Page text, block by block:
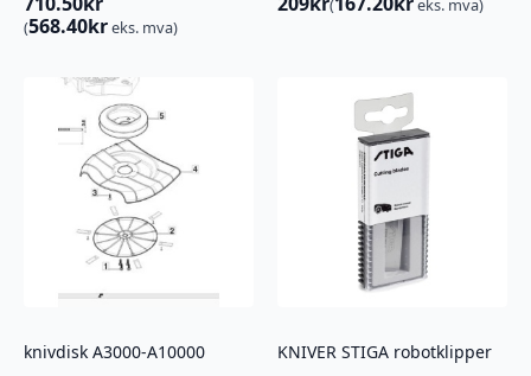
(568.40kreks. mva)
( eks. mva)
knivdisk A3000-A10000 KNIVER STIGA robotklipper